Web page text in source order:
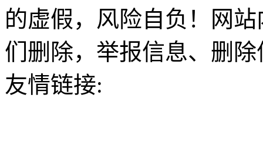
的虚假，风险自负！网
们删除，举报信息、删
友情链接: